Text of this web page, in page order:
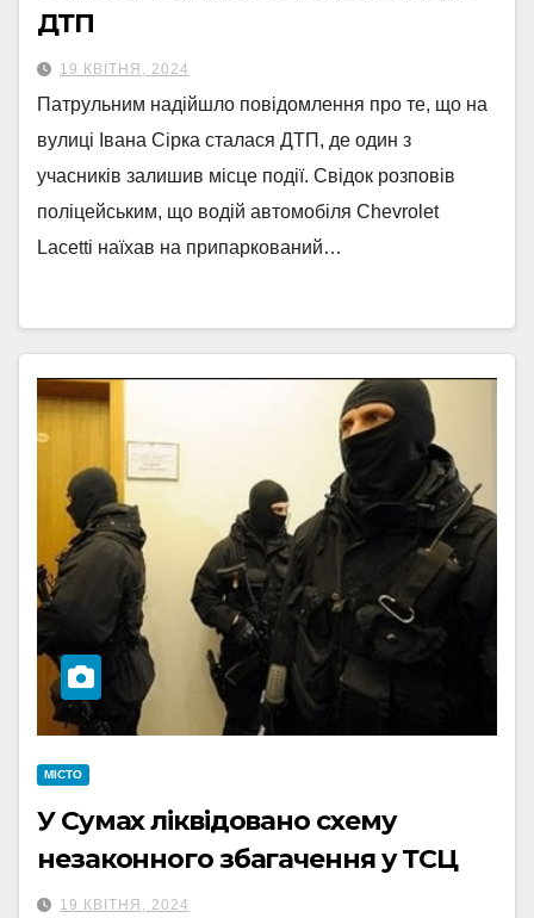
ДТП
19 КВІТНЯ, 2024
Патрульним надійшло повідомлення про те, що на
вулиці Івана Сірка сталася ДТП, де один з
учасників залишив місце події. Свідок розповів
поліцейським, що водій автомобіля Chevrolet
Lacetti наїхав на припаркований…
МІСТО
У Сумах ліквідовано схему
незаконного збагачення у ТСЦ
19 КВІТНЯ, 2024